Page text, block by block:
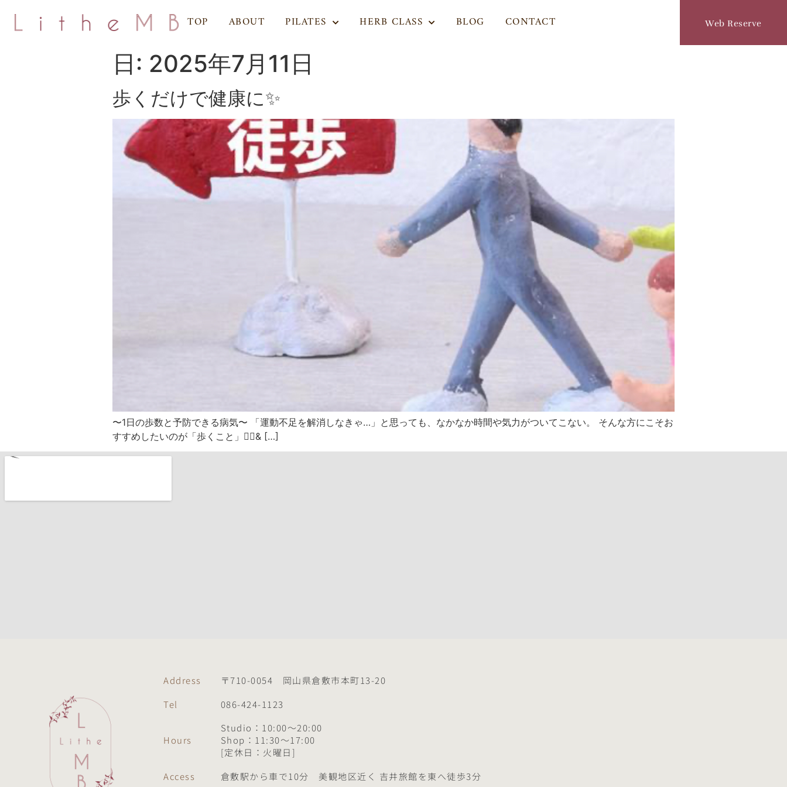
TOP ABOUT PILATES HERB CLASS BLOG CONTACT Web Reserve
日: 2025年7月11日
歩くだけで健康に✨
〜1日の歩数と予防できる病気〜 「運動不足を解消しなきゃ…」と思っても、なかなか時間や気力がついてこない。 そんな方にこそお
すすめしたいのが「歩くこと」🚶‍♀️& […]
Address
〒710-0054 岡山県倉敷市本町13-20
Tel
086-424-1123
Hours
Studio：10:00～20:00
Shop：11:30〜17:00
[定休日：火曜日]
Access
倉敷駅から車で10分 美観地区近く 吉井旅館を東へ徒歩3分